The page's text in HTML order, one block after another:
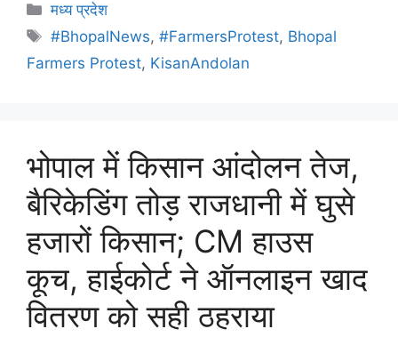
मध्य प्रदेश
#BhopalNews,#FarmersProtest, Bhopal
Farmers Protest, KisanAndolan
भोपाल में किसान आंदोलन तेज,
बैरिकेडिंग तोड़ राजधानी में घुसे
हजारों किसान; CM हाउस
कूच, हाईकोर्ट ने ऑनलाइन खाद
वितरण को सही ठहराया